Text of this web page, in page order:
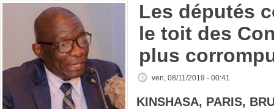
Les députés
le toit des
plus
ven, 08/11/2019 - 00:41
KINSHASA, PARIS,